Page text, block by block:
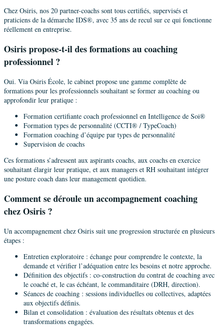
Chez Osiris, nos 20 partner-coachs sont tous certifiés, supervisés et
praticiens de la démarche IDS®, avec 35 ans de recul sur ce qui fonctionne
réellement en entreprise.
Osiris propose-t-il des formations au coaching
professionnel ?
Oui. Via Osiris École, le cabinet propose une gamme complète de
formations pour les professionnels souhaitant se former au coaching ou
approfondir leur pratique :
Formation certifiante coach professionnel en Intelligence de Soi®
Formation types de personnalité (CCTI® / TypeCoach)
Formation coaching d’équipe par types de personnalité
Supervision de coachs
Ces formations s’adressent aux aspirants coachs, aux coachs en exercice
souhaitant élargir leur pratique, et aux managers et RH souhaitant intégrer
une posture coach dans leur management quotidien.
Comment se déroule un accompagnement coaching
chez Osiris ?
Un accompagnement chez Osiris suit une progression structurée en plusieurs
étapes :
Entretien exploratoire : échange pour comprendre le contexte, la
demande et vérifier l’adéquation entre les besoins et notre approche.
Définition des objectifs : co-construction du contrat de coaching avec
le coaché et, le cas échéant, le commanditaire (DRH, direction).
Séances de coaching : sessions individuelles ou collectives, adaptées
aux objectifs définis.
Bilan et consolidation : évaluation des résultats obtenus et des
transformations engagées.